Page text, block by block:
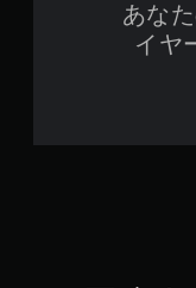
あな
イヤ